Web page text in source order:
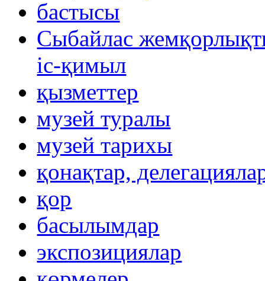
бастысы
Сыбайлас
іс-қимыл
қызметтер
музей туралы
музей тарихы
қонақтар,
қор
басылымдар
экспозициялар